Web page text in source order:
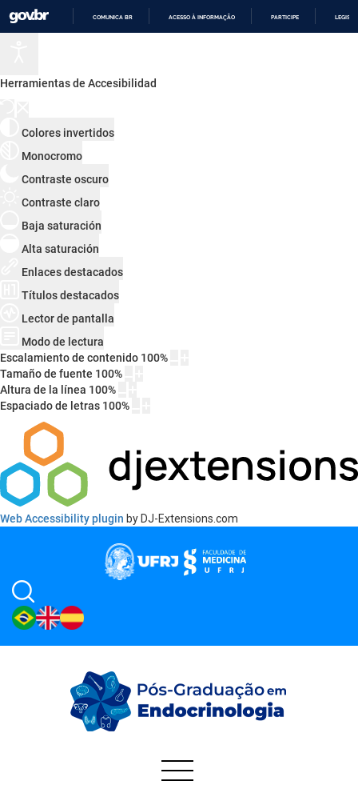
COMUNICA BR ACESSO À INFORMAÇÃO PARTICIPE
Herramientas de Accesibilidad
Colores invertidos
Monocromo
Contraste oscuro
Contraste claro
Baja saturación
Alta saturación
Enlaces destacados
Títulos destacados
Lector de pantalla
Modo de lectura
Escalamiento de contenido 100%
Tamaño de fuente 100%
Altura de la línea 100%
Espaciado de letras 100%
Web Accessibility plugin by DJ-Extensions.com